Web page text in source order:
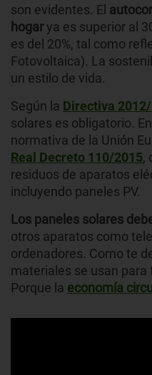
son evidentes. El
hogarya es superior al
es del 20%, tal como
Fotovoltaica). La
un estilo de vida.
Según la Directiva
solares es obligatorio. En
normativa de la Unión
Real Decreto 110/2015,
residuos de aparatos
incluyendo paneles PV.
Los paneles solares
otros aparatos como
ordenadores. Como te
materiales se usan
Porque la economía